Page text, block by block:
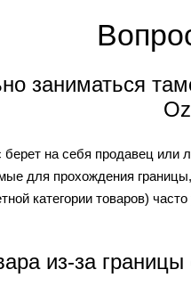
заниматься
берет на себя продавец
для прохождения
категории товаров)
из-за